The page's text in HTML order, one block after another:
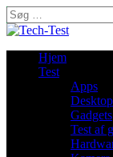
Søg
efter:
Hjem
Test
Apps
Gadgets
Test af